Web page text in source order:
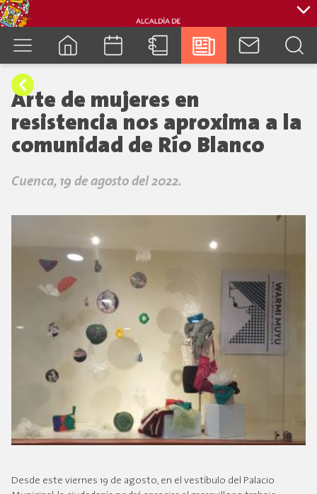
Arte de mujeres en
resistencia nos aproxima a la
comunidad de Río Blanco
Cuenca, 19 de agosto del 2022.
Desde este viernes 19 de agosto, en el vestíbulo del Palacio